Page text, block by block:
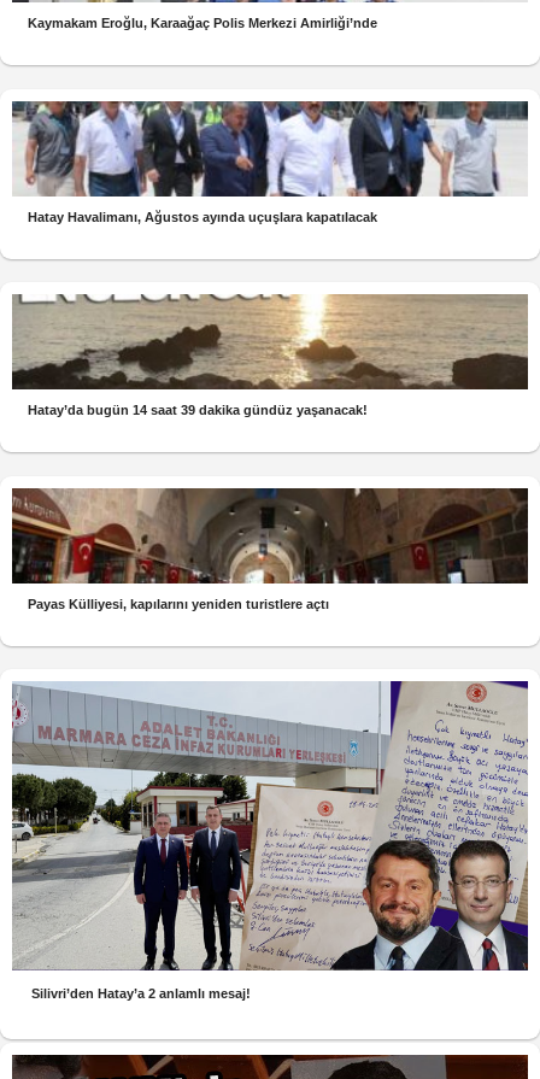
Kaymakam Eroğlu, Karaağaç Polis Merkezi Amirliği’nde
Hatay Havalimanı, Ağustos ayında uçuşlara kapatılacak
Hatay’da bugün 14 saat 39 dakika gündüz yaşanacak!
Payas Külliyesi, kapılarını yeniden turistlere açtı
Silivri’den Hatay’a 2 anlamlı mesaj!